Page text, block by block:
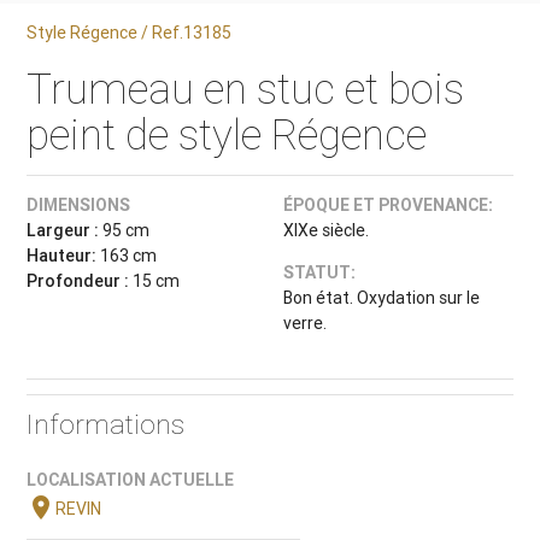
Style Régence / Ref.13185
Trumeau en stuc et bois
peint de style Régence
DIMENSIONS
Largeur : 95 cm
Hauteur: 163 cm
Profondeur : 15 cm
ÉPOQUE ET PROVENANCE:
XIXe siècle.
STATUT:
Bon état. Oxydation sur le
verre.
Informations
LOCALISATION ACTUELLE
location_onREVIN